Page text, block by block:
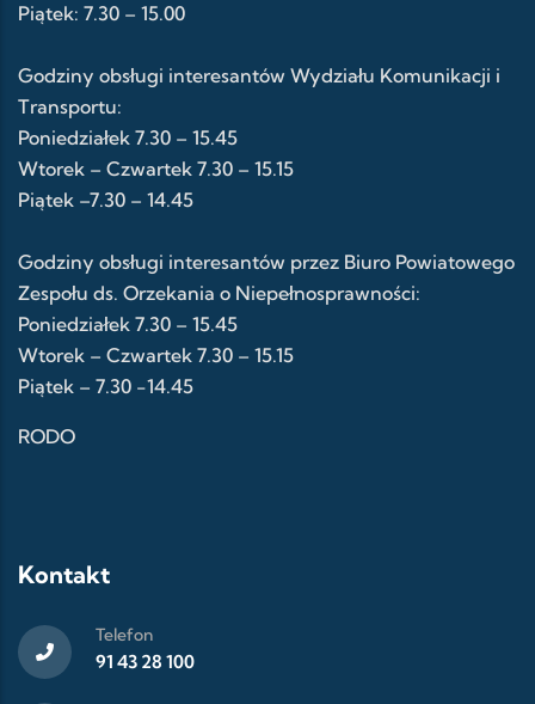
Piątek: 7.30 – 15.00
Godziny obsługi interesantów Wydziału Komunikacji i
Transportu:
Poniedziałek 7.30 – 15.45
Wtorek – Czwartek 7.30 – 15.15
Piątek –7.30 – 14.45
Godziny obsługi interesantów przez Biuro Powiatowego
Zespołu ds. Orzekania o Niepełnosprawności:
Poniedziałek 7.30 – 15.45
Wtorek – Czwartek 7.30 – 15.15
Piątek – 7.30 -14.45
RODO
Kontakt
Telefon
91 43 28 100